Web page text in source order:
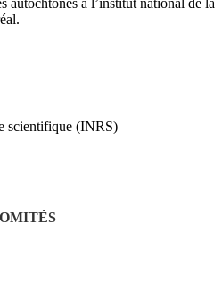
scientifique (INRS)